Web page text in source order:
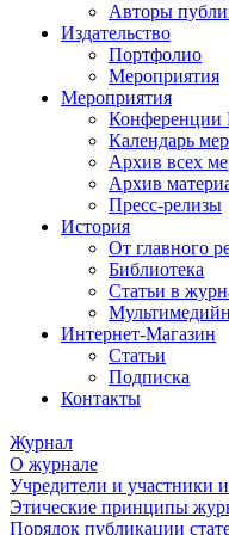
Авторы
Издательство
Портфолио
Мероприятия
Мероприятия
Календарь
Архив всех
Архив
Пресс-релизы
История
От главного
Библиотека
Статьи в
Интернет-Магазин
Статьи
Подписка
Контакты
Журнал
О журнале
Учредители и участники
Этические принципы
Порядок публикации